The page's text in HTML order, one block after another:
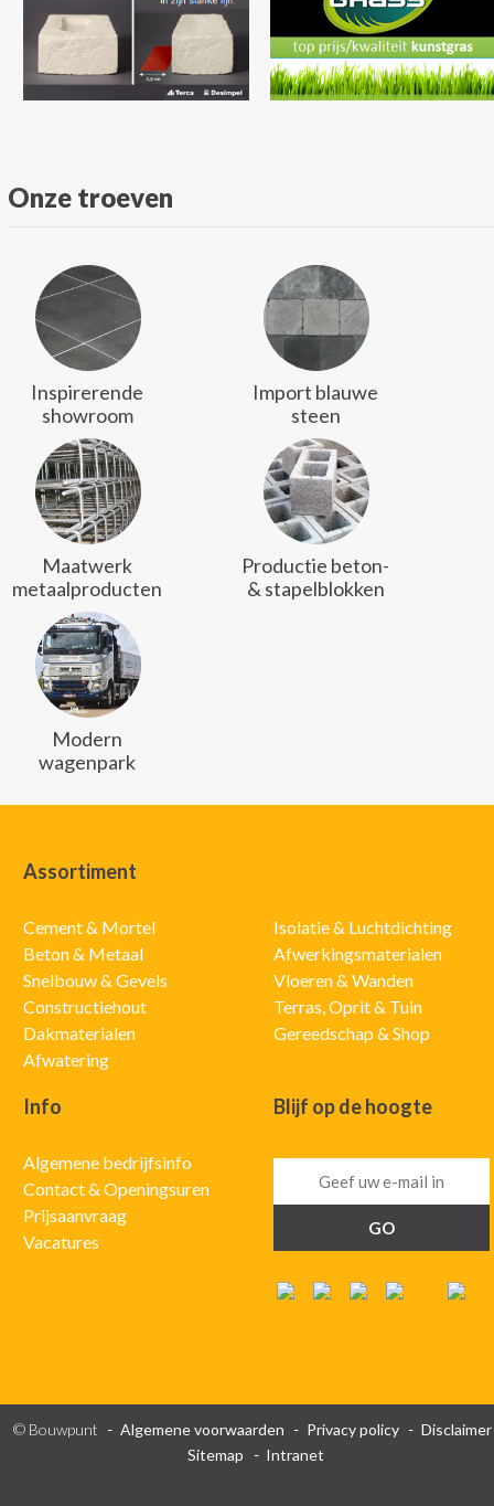
Onze troeven
Inspirerende
showroom
Import blauwe
steen
Maatwerk
metaalproducten
Productie beton-
& stapelblokken
Modern
wagenpark
Assortiment
Cement & Mortel
Beton & Metaal
Snelbouw & Gevels
Constructiehout
Dakmaterialen
Afwatering
Isolatie & Luchtdichting
Afwerkingsmaterialen
Vloeren & Wanden
Terras, Oprit & Tuin
Gereedschap & Shop
Info
Algemene bedrijfsinfo
Contact & Openingsuren
Prijsaanvraag
Vacatures
Blijf op de hoogte
© Bouwpunt Algemene voorwaarden Privacy policy
Disclaimer
Sitemap
Intranet